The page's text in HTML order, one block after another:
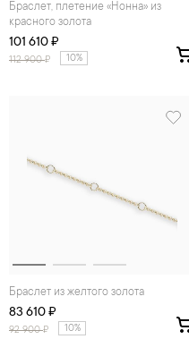
Браслет, плетение «Нонна» из
красного золота
101 610 ₽
112 900₽ 10%
Браслет из желтого золота
83 610 ₽
92 900₽ 10%